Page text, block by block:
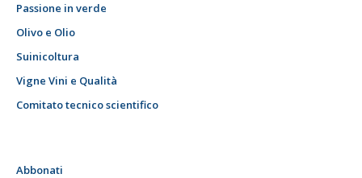
Passione in verde
Olivo e Olio
Suinicoltura
Vigne Vini e Qualità
Comitato tecnico scientifico
Abbonati